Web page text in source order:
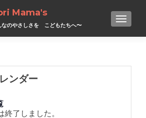
Mama's
のやさしさを こどもたちへ〜
ンダー
終了しました。